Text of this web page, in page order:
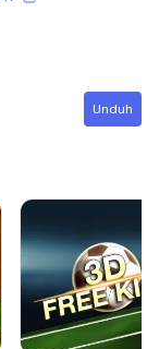
Unduh